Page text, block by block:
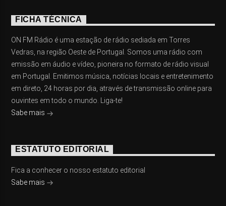
FICHA TÉCNICA
ON FM Rádio é uma estação de rádio sediada em Torres
Vedras, na região Oeste de Portugal. Somos uma rádio com
emissão em áudio e vídeo, pioneira no formato de rádio visual
em Portugal. Emitimos música, notícias locais e entretenimento
em direto, 24 horas por dia, através de transmissão online para
ouvintes em todo o mundo. Liga-te!
Sabe mais
ESTATUTO EDITORIAL
Fica a conhecer o nosso estatuto editorial
Sabe mais